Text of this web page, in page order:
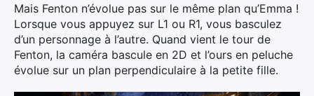
Mais Fenton n’évolue pas sur le même plan qu’Emma !
Lorsque vous appuyez sur L1 ou R1, vous basculez
d’un personnage à l’autre. Quand vient le tour de
Fenton, la caméra bascule en 2D et l’ours en peluche
évolue sur un plan perpendiculaire à la petite fille.